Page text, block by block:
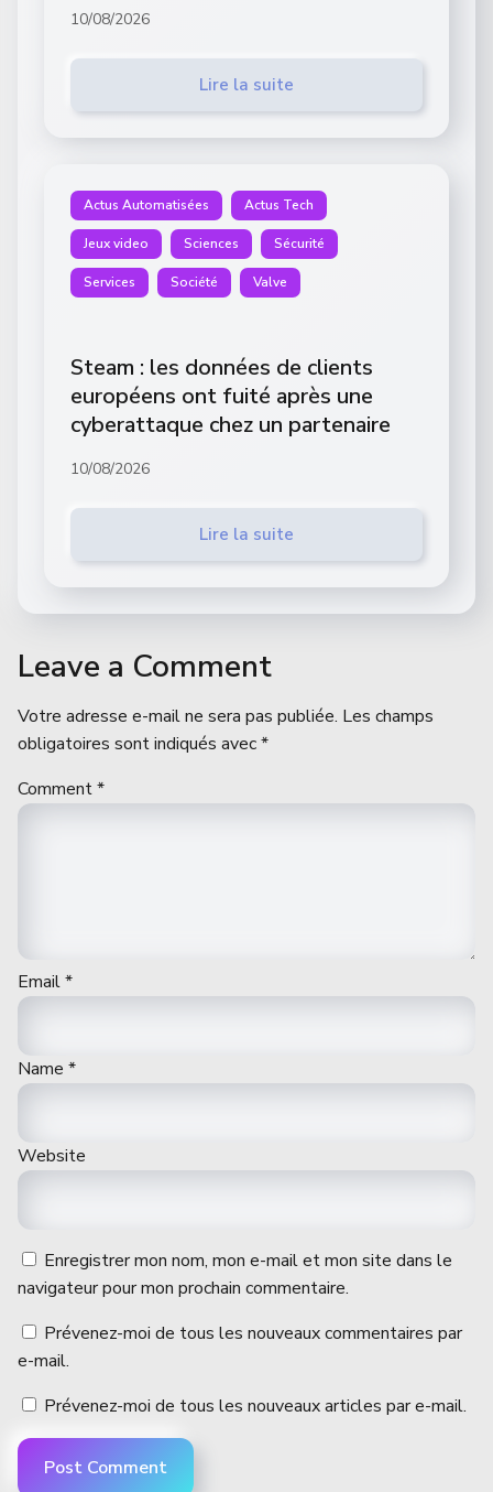
10/08/2026
Lire la suite
Actus Automatisées Actus Tech
Jeux video Sciences Sécurité
Services Société Valve
Steam : les données de clients
européens ont fuité après une
cyberattaque chez un partenaire
10/08/2026
Lire la suite
Leave a Comment
Votre adresse e-mail ne sera pas publiée. Les champs
obligatoires sont indiqués avec*
Comment*
Email*
Name *
Website
Enregistrer mon nom, mon e-mail et mon site dans le
navigateur pour mon prochain commentaire.
Prévenez-moi de tous les nouveaux commentaires par
e-mail.
Prévenez-moi de tous les nouveaux articles par e-mail.